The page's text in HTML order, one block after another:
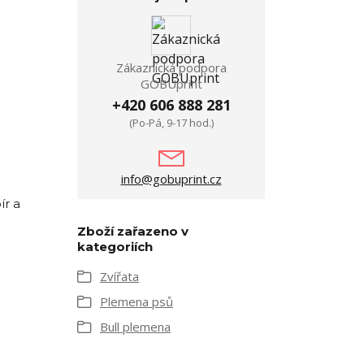
a
Zákaznická podpora
GOBUprint
+420 606 888 281
(Po-Pá, 9-17 hod.)
info@gobuprint.cz
Zboží zařazeno v
kategoriích
Zvířata
Plemena psů
Bull plemena